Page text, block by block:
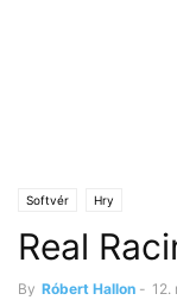
Softvér Hry
Real
By Róbert Hallon - 12.